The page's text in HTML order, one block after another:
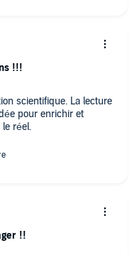
scientifique. La lecture
pour enrichir et
réel.
!!!
!!